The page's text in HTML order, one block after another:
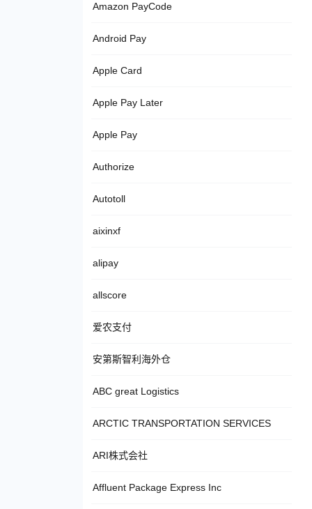
Amazon PayCode
Android Pay
Apple Card
Apple Pay Later
Apple Pay
Authorize
Autotoll
aixinxf
alipay
allscore
爱农支付
安第斯智利海外仓
ABC great Logistics
ARCTIC TRANSPORTATION SERVICES
ARI株式会社
Affluent Package Express Inc